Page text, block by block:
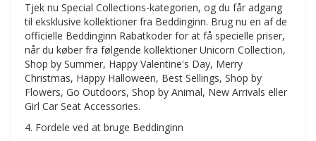
Tjek nu Special Collections-kategorien, og du får adgang
til eksklusive kollektioner fra Beddinginn. Brug nu en af de
officielle Beddinginn Rabatkoder for at få specielle priser,
når du køber fra følgende kollektioner Unicorn Collection,
Shop by Summer, Happy Valentine's Day, Merry
Christmas, Happy Halloween, Best Sellings, Shop by
Flowers, Go Outdoors, Shop by Animal, New Arrivals eller
Girl Car Seat Accessories.
4. Fordele ved at bruge Beddinginn